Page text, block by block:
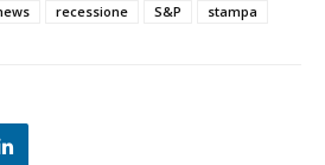
recessione S&P stampa